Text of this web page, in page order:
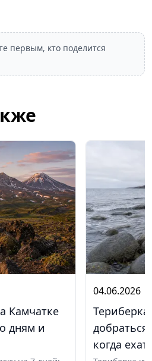
первым, кто поделится
Камчатке
дням и
04.06.2026
когда